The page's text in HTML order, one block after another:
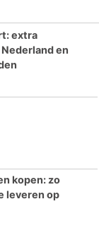
extra
en
kopen: zo
leveren op